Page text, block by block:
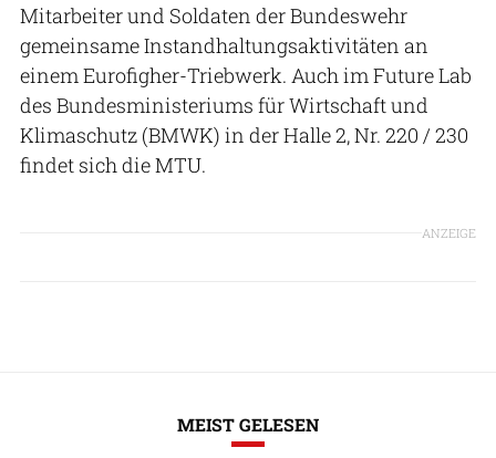
Mitarbeiter und Soldaten der Bundeswehr
gemeinsame Instandhaltungsaktivitäten an
einem Eurofigher-Triebwerk. Auch im Future Lab
des Bundesministeriums für Wirtschaft und
Klimaschutz (BMWK) in der Halle 2, Nr. 220 / 230
findet sich die MTU.
ANZEIGE
MEIST GELESEN